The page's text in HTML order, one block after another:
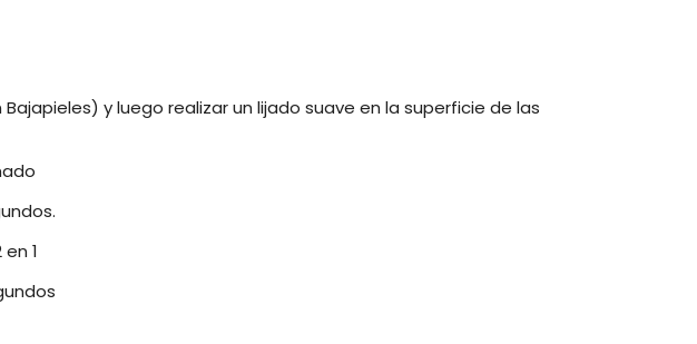
y luego realizar un lijado suave en la superficie de las
1